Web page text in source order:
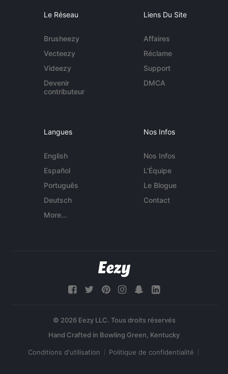
Le Réseau
Brusheezy
Vecteezy
Videezy
Devenir
contributeur
Liens Du Site
Affaires
Réclame
Support
DMCA
Langues
English
Español
Português
Deutsch
More...
Nos Infos
Nos Infos
L'Équipe
Le Blogue
Contact
© 2026 Eezy LLC. Tous droits réservés
Conditions d'utilisation Politique de confidentialité